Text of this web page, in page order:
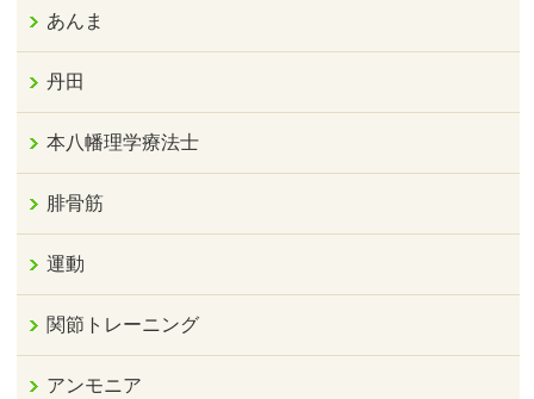
あんま
丹田
本八幡理学療法士
腓骨筋
運動
関節トレーニング
アンモニア